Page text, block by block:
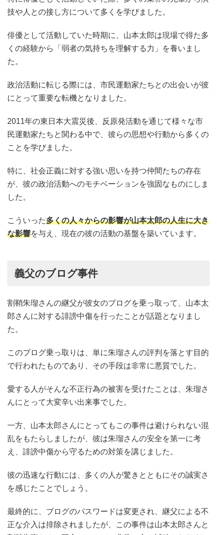
技や人との接し方について多くを学びました。
俳優として活動していた時期に、山本太郎は現場で得た多
くの経験から「弱者の気持ちを理解する力」を養いまし
た。
政治活動に転じる際には、市民運動家たちとの出会いが彼
にとって重要な転機となりました。
2011年の東日本大震災後、反原発活動を通じて様々な市
民運動家たちと関わる中で、彼らの思想や行動から多くの
ことを学びました。
特に、社会正義に対する強い思いを持つ仲間たちの存在
が、彼の政治活動へのモチベーションを強固なものにしま
した。
こういった多くの人々からの影響が山本太郎の人生に大き
な影響を与え、現在の彼の活動の基盤を築いています。
義父のブログ事件
割鞘朱瑠さんの継父が彼女のブログを乗っ取って、山本太
郎さんに対する誹謗中傷を行ったことが話題となりまし
た。
このブログ乗っ取りは、単に朱瑠さんの評判を落とす目的
で行われたものであり、その手段は非常に悪質でした。
愛する人がそんな不正行為の被害を受けたことは、朱瑠さ
んにとって大変辛い出来事でした。
一方、山本太郎さんにとってもこの事件は避けられない混
乱をもたらしましたが、彼は朱瑠さんの安全を第一に考
え、誹謗中傷から守るための対策を講じました。
彼の迅速な行動には、多くの人が驚きとともにその誠実さ
を感じたことでしょう。
最終的に、ブログのパスワードは変更され、継父による不
正な介入は排除されましたが、この事件は山本太郎さんと